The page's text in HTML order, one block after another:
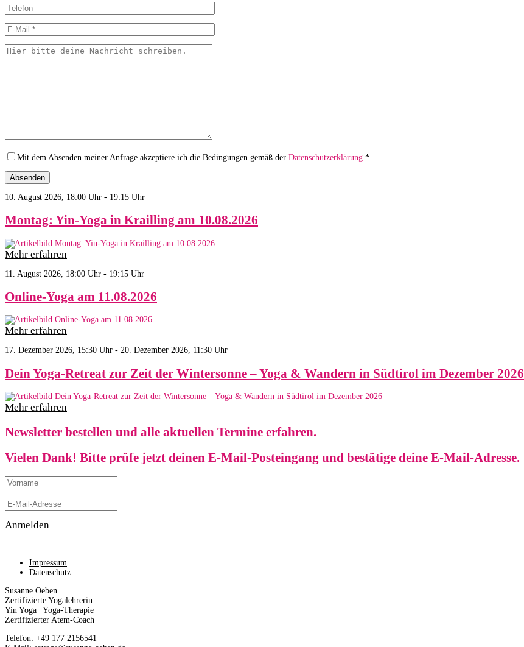
Mit dem Absenden meiner Anfrage akzeptiere ich die Bedingungen gemäß der Datenschutzerklärung .*
10. August 2026, 18:00 Uhr - 19:15 Uhr
Montag: Yin-Yoga in Krailling am 10.08.2026
Mehr erfahren
11. August 2026, 18:00 Uhr - 19:15 Uhr
Online-Yoga am 11.08.2026
Mehr erfahren
17. Dezember 2026, 15:30 Uhr - 20. Dezember 2026, 11:30 Uhr
Dein Yoga-Retreat zur Zeit der Wintersonne – Yoga & Wandern in Südtirol im Dezember 2026
Mehr erfahren
Newsletter bestellen und alle aktuellen Termine erfahren.
Vielen Dank! Bitte prüfe jetzt deinen E-Mail-Posteingang und bestätige deine E-Mail-Adresse.
Anmelden
Impressum
Datenschutz
Susanne Oeben
Zertifizierte Yogalehrerin
Yin Yoga | Yoga-Therapie
Zertifizierter Atem-Coach
Telefon: +49 177 2156541